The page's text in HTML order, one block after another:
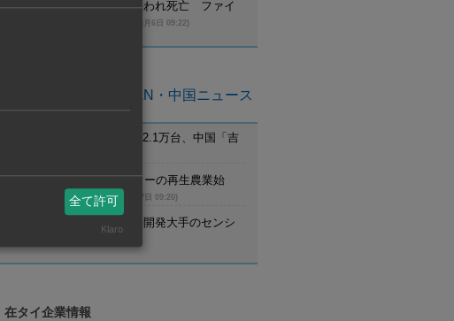
保護区職員が野生トラに襲われ死亡 ファイ
(8月6日 09:22)
亜州ASEAN・中国ニュース
【タイ】7月のEV新車登録2.1万台、中国「吉
【ベトナム】UCCがコーヒーの再生農業始
動、現地調達先と提携
(8月7日 09:20)
【タイ】野村不動産、住宅開発大手のセンシ
在タイ企業情報
全て許可
Klaro